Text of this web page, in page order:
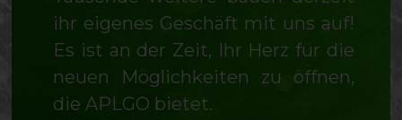
ihr eigenes Geschäft mit uns auf!
Es ist an der Zeit, Ihr Herz für die
neuen Möglichkeiten zu öffnen,
die APLGO bietet.